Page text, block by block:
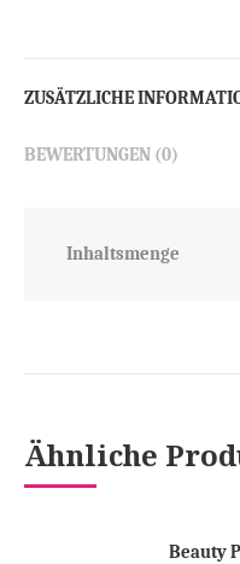
ZUSÄTZLICHE
BEWERTUNGEN (0)
Inhaltsmenge
Ähnliche
Beauty